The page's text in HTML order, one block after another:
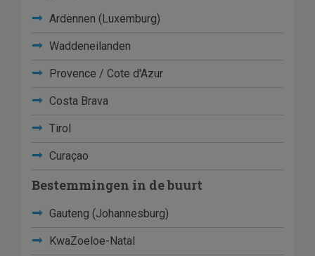
Ardennen (Luxemburg)
Waddeneilanden
Provence / Cote d'Azur
Costa Brava
Tirol
Curaçao
Bestemmingen in de buurt
Gauteng (Johannesburg)
KwaZoeloe-Natal